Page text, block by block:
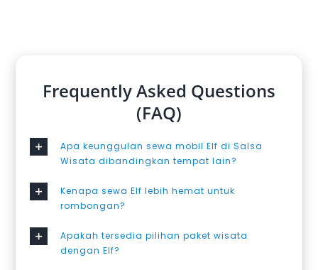
Frequently Asked Questions
(FAQ)
Apa keunggulan sewa mobil Elf di Salsa
Wisata dibandingkan tempat lain?
Kenapa sewa Elf lebih hemat untuk
rombongan?
Apakah tersedia pilihan paket wisata
dengan Elf?